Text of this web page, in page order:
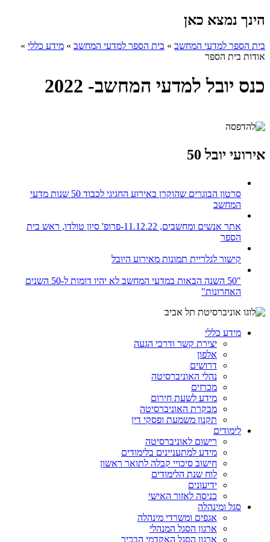
הינך נמצא כאן
בית הספר למדעי המחשב » בית הספר למדעי המחשב » מידע כללי »
אודות בית הספר
כנס יובל למדעי המחשב- 2022
אירועי יובל 50
סרטון הבוגרים שהוקרן באירוע החגיגי לכבוד 50 שנות מדעי
המחשב
אתר אנשים ומחשבים, 11.12.22-פרופ' סיון טולדו, ראש בית
הספר
קישור לגלריית תמונות מאירוע היובל
"50 השנה הבאות במדעי המחשב לא יהיו דומות ל-50 השנים
האחרונות"
מידע כללי
יצירת קשר ודרכי הגעה
אלפון
דרושים
נהלי האוניברסיטה
מכרזים
מידע לשעת חירום
מבקרת האוניברסיטה
תקנון משמעת ופסקי דין
לימודים
רישום לאוניברסיטה
מידע למתעניינים בלימודים
חישוב סיכויי קבלה לתואר ראשון
לוח שנת הלימודים
ידיעונים
כניסה לאזור האישי
סגל ומינהלה
אגפים ומשרדי מינהלה
ארגון הסגל המנהלי
ארגון הסגל האקדמי הבכיר